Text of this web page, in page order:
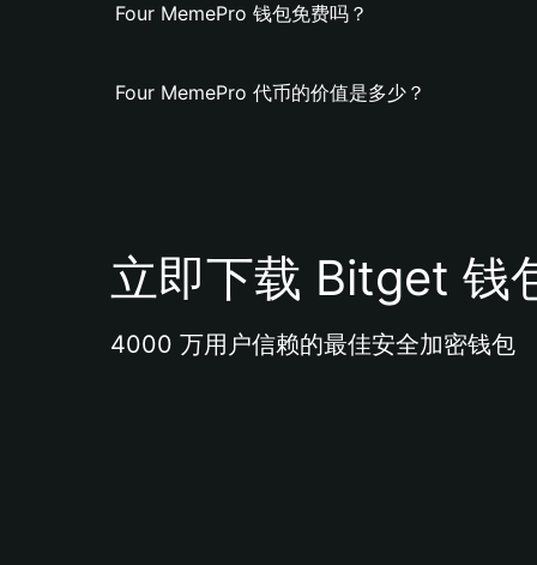
Four MemePro 钱包免费吗？
Four MemePro 代币的价值是多少？
立即下载 Bitget 钱
4000 万用户信赖的最佳安全加密钱包